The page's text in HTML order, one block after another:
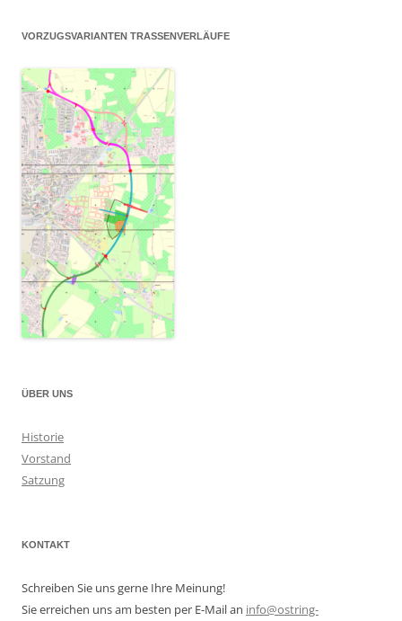
VORZUGSVARIANTEN TRASSENVERLÄUFE
ÜBER UNS
Historie
Vorstand
Satzung
KONTAKT
Schreiben Sie uns gerne Ihre Meinung!
Sie erreichen uns am besten per E-Mail an info@ostring-